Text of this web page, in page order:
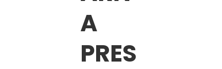
A
PRES